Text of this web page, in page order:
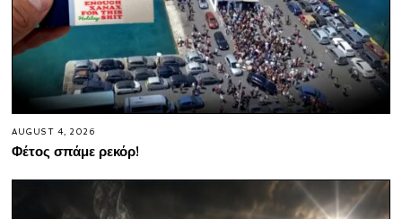
AUGUST 4, 2026
Φέτος σπάμε ρεκόρ!